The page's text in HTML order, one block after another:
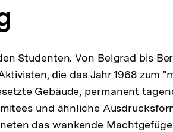
Studenten. Von Belgrad bis
die das Jahr 1968 zum
Gebäude, permanent
und ähnliche
das wankende